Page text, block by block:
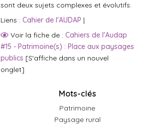
sont deux sujets complexes et évolutifs.
Liens : Cahier de l'AUDAP |
Voir la fiche de : Cahiers de l'Audap
#15 - Patrimoine(s) : Place aux paysages
publics [S'affiche dans un nouvel
onglet]
Mots-clés
Patrimoine
Paysage rural